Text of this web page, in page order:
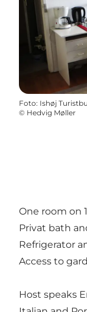
Foto: Ishøj
© Hedvig Møller
One room on
Privat bath
Refrigerator
Access to
Host speaks